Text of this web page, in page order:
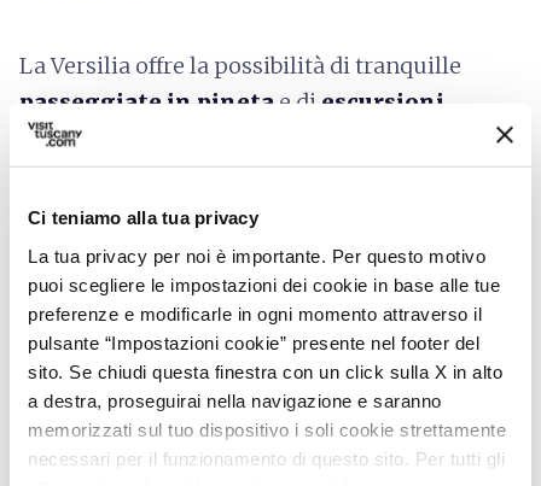
Ci teniamo alla tua privacy
La tua privacy per noi è importante. Per questo motivo
puoi scegliere le impostazioni dei cookie in base alle tue
preferenze e modificarle in ogni momento attraverso il
pulsante “Impostazioni cookie” presente nel footer del
sito. Se chiudi questa finestra con un click sulla X in alto
a destra, proseguirai nella navigazione e saranno
memorizzati sul tuo dispositivo i soli cookie strettamente
necessari per il funzionamento di questo sito. Per tutti gli
La Versilia offre la possibilità di tranquille
passeggiate in pineta e di escursioni
cicloturistiche
difficoltà, ma appaganti dal punto di vista
paesaggistico e culturale. Basti pensare che
sulle colline di Camaioreci sono ipercorsi
migliori per le mountain-bike.
Per chi non teme le salite,pedalando lungo
mulattiere nei boschi e tornanti rocciosi, si
possono raggiungere il Monte Corchia o la
Pania della Croce che donano panorami